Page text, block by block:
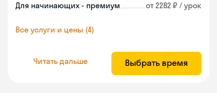
Для начинающих - премиум от 2282 ₽ / урок
Все услуги и цены (4)
Читать дальше Выбрать время